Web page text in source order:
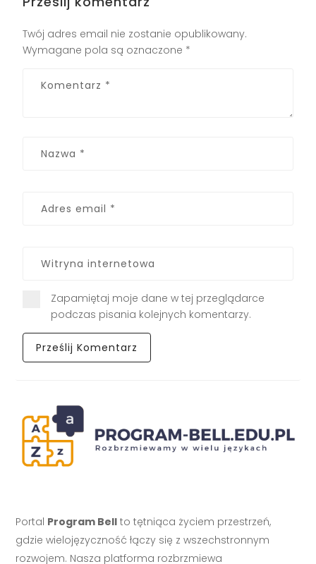
Twój adres email nie zostanie opublikowany.
Wymagane pola są oznaczone *
Zapamiętaj moje dane w tej przeglądarce
podczas pisania kolejnych komentarzy.
Portal Program Bell to tętniąca życiem przestrzeń,
gdzie wielojęzyczność łączy się z wszechstronnym
rozwojem. Nasza platforma rozbrzmiewa